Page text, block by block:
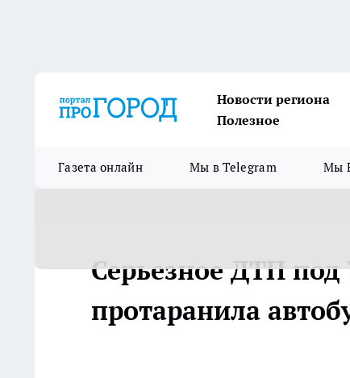
Новости региона
Полезное
Газета онлайн Мы в Telegram Мы
Серьезное ДТП под
протаранила